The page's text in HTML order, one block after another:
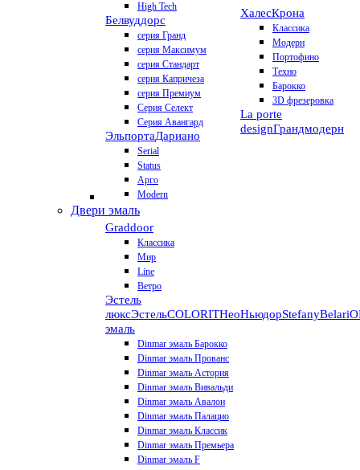
High Tech
Белвуддорс
серия Гранд
серия Максимум
серия Стандарт
серия Капричеза
серия Премиум
Серия Селект
Серия Авангард
ЭльпортаДариано
Serial
Status
Арго
Modern
ХалесКрона
Классика
Модерн
Портофино
Техно
Барокко
3D фрезеровка
La porte
designГрандмодерн
Двери эмаль
Graddoor
Классика
Мир
Line
Ветро
Эстель
люксЭстельCOLORITНеоНьюдорStefanyBelari
эмаль
Dinmar эмаль Барокко
Dinmar эмаль Прованс
Dinmar эмаль Астория
Dinmar эмаль Вивальди
Dinmar эмаль Авалон
Dinmar эмаль Палацио
Dinmar эмаль Классик
Dinmar эмаль Премьера
Dinmar эмаль F